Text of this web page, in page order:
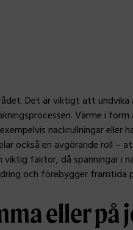
Det är viktigt att
Värme i form
nackrullningar eller
också en avgörande roll –
viktig faktor, då spänningar i
och förebygger framtida
eller på